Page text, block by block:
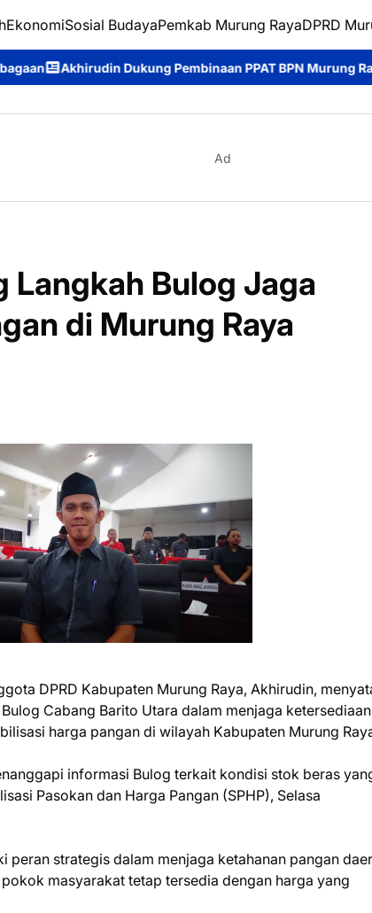
EkonomiSosial BudayaPemkab Murung RayaDPRD
PPAT BPN Murung Raya untuk Perkuat Tertib
Ad
Bulog Jaga
di Murung Raya
DPRD Kabupaten Murung Raya, Akhirudin,
Cabang Barito Utara dalam menjaga
harga pangan di wilayah Kabupaten Murung
informasi Bulog terkait kondisi stok beras
Pasokan dan Harga Pangan (SPHP), Selasa
peran strategis dalam menjaga ketahanan pangan
masyarakat tetap tersedia dengan harga yang